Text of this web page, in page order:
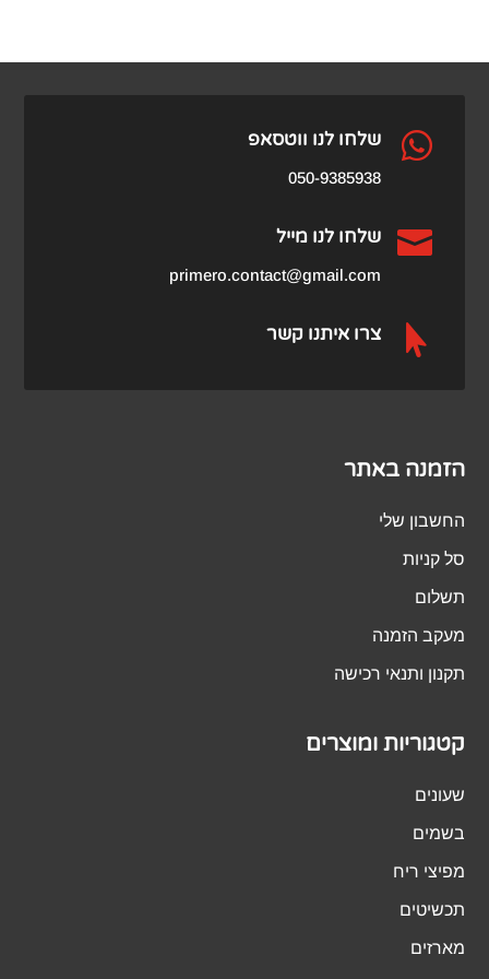
 שלחו לנו ווטסאפ
050-9385938
 שלחו לנו מייל
primero.contact@gmail.com
 צרו איתנו קשר
הזמנה באתר
החשבון שלי
סל קניות
תשלום
מעקב הזמנה
תקנון ותנאי רכישה
קטגוריות ומוצרים
שעונים
בשמים
מפיצי ריח
תכשיטים
מארזים